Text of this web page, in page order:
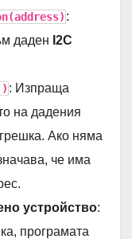
:
даден I2C
: Изпраща
на дадения
Ако няма
че има
устройство:
програмата